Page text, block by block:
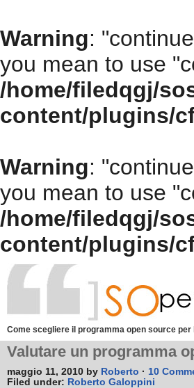
Warning:
you mean to use
/home/filedqgj/
content/plugins/
Warning:
you mean to use
/home/filedqgj/
content/plugins/
Come scegliere il programma open source per
Valutare un programma
maggio 11, 2010 by Roberto · 10
Filed under: Roberto Galoppini